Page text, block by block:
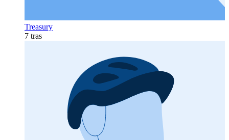
Treasury
7 tras